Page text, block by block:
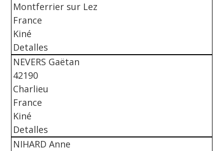
Montferrier sur Lez
France
Kiné
Detalles
NEVERS Gaëtan
42190
Charlieu
France
Kiné
Detalles
NIHARD Anne